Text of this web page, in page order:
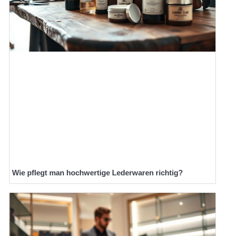
Wie pflegt man hochwertige Lederwaren richtig?